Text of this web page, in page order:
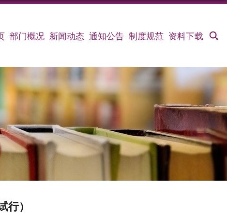
部门概况 新闻动态 通知公告 制度规范 资料下载
行）